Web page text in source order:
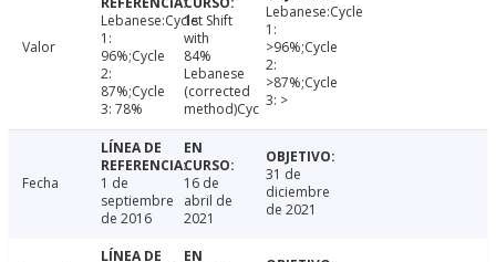
Valor
Lebanese:Cycle
1:
96%;Cycle
2:
87%;Cycle
3: 78%
1st Shift
with
84%
Lebanese
(corrected
method)Cyc
Lebanese:Cycle
1:
>96%;Cycle
2:
>87%;Cycle
3: >
Fecha
1 de
septiembre
de 2016
16 de
abril de
2021
31 de
diciembre
de 2021